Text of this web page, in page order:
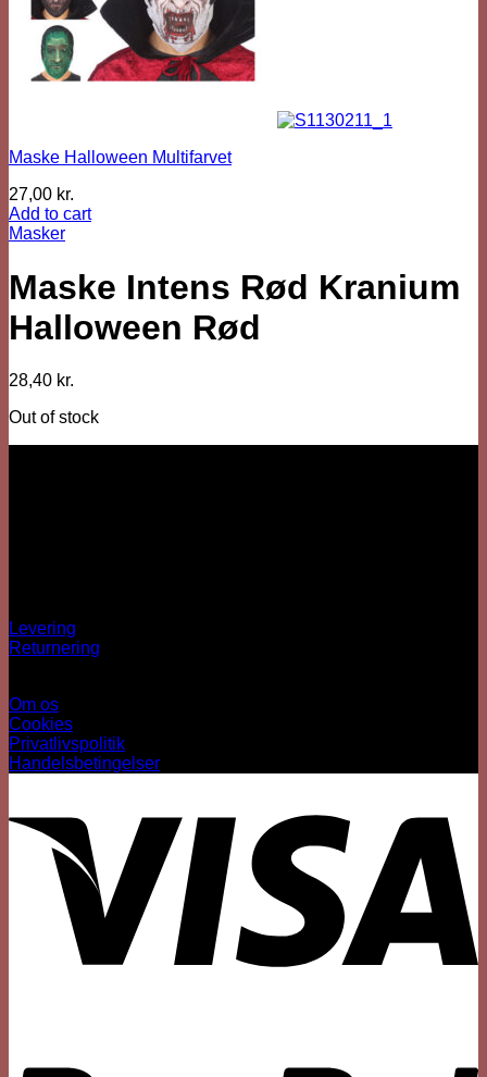
Maske Halloween Multifarvet
27,00 kr.
Add to cart
Masker
Maske Intens Rød Kranium
Halloween Rød
28,40 kr.
Out of stock
Levering
Returnering
Om os
Cookies
Privatlivspolitik
Handelsbetingelser